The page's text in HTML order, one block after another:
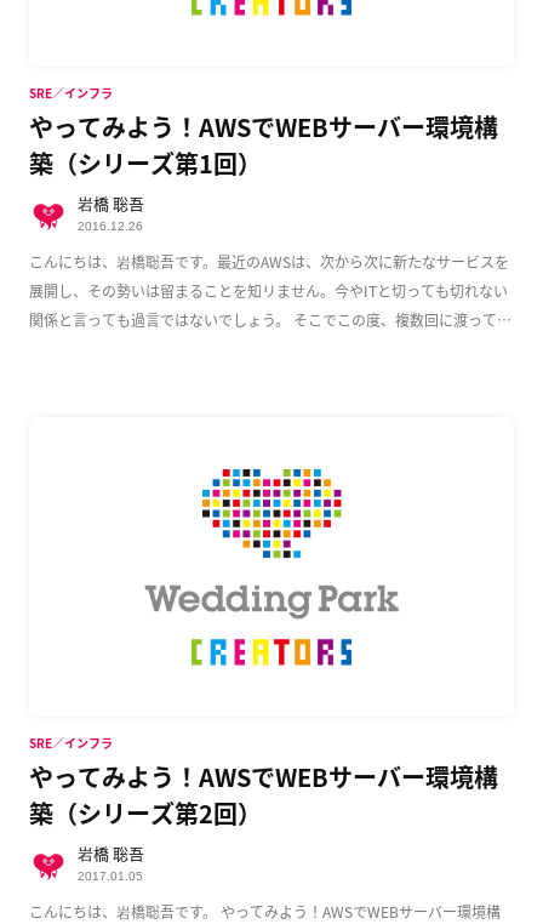
やってみよう！AWSでWEBサーバー環境構
築（シリーズ第1回）
こんにちは、岩橋聡吾です。最近のAWSは、次から次に新たなサービスを
展開し、その勢いは留まることを知リません。今やITと切っても切れない
関係と言っても過言ではないでしょう。 そこでこの度、複数回に渡って
SRE／インフラ
岩橋 聡吾
2016.12.26
やってみよう！AWSでWEBサーバー環境構
築（シリーズ第2回）
こんにちは、岩橋聡吾です。 やってみよう！AWSでWEBサーバー環境構
SRE／インフラ
岩橋 聡吾
2017.01.05